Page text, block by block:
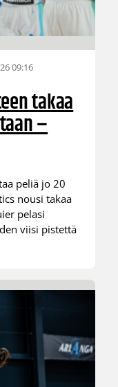
09:16
takaa
–
peliä jo 20
nousi takaa
pelasi
viisi pistettä